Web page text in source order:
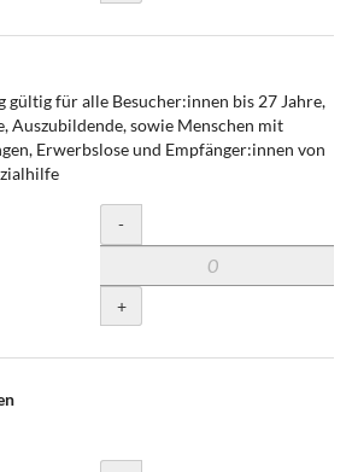
gültig für alle Besucher:innen bis 27 Jahre,
Auszubildende, sowie Menschen mit
Erwerbslose und Empfänger:innen von
Menge
-
+